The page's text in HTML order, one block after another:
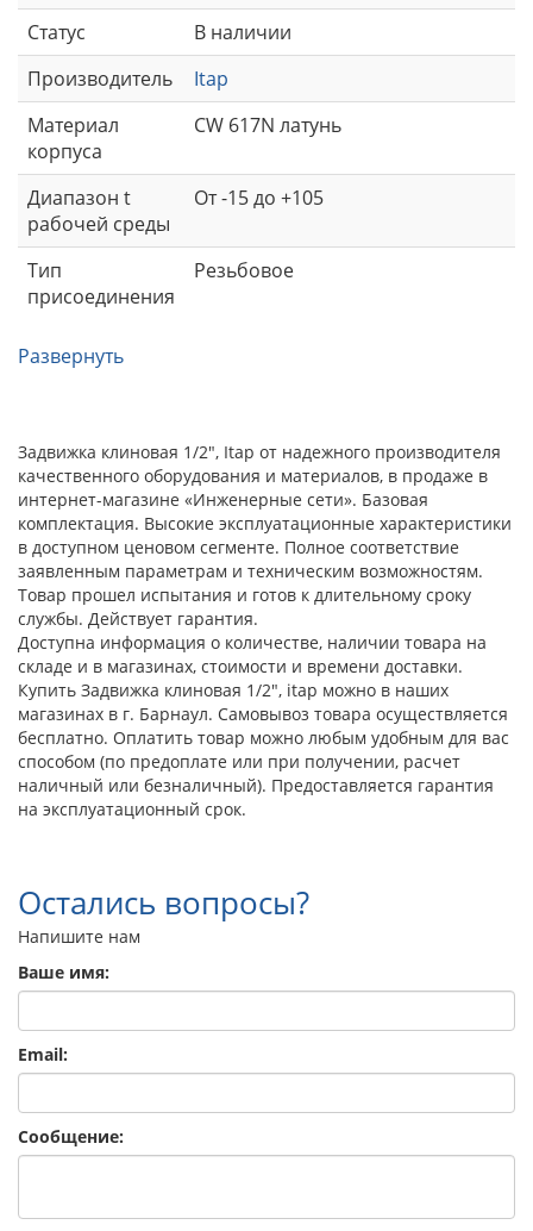
Статус
В наличии
Производитель
Itap
Материал
корпуса
CW 617N латунь
Диапазон t
рабочей среды
От -15 до +105
Тип
присоединения
Резьбовое
Развернуть
Задвижка клиновая 1/2", Itap от надежного производителя
качественного оборудования и материалов, в продаже в
интернет-магазине «Инженерные сети». Базовая
комплектация. Высокие эксплуатационные характеристики
в доступном ценовом сегменте. Полное соответствие
заявленным параметрам и техническим возможностям.
Товар прошел испытания и готов к длительному сроку
службы. Действует гарантия.
Доступна информация о количестве, наличии товара на
складе и в магазинах, стоимости и времени доставки.
Купить Задвижка клиновая 1/2", itap можно в наших
магазинах в г. Барнаул. Самовывоз товара осуществляется
бесплатно. Оплатить товар можно любым удобным для вас
способом (по предоплате или при получении, расчет
наличный или безналичный). Предоставляется гарантия
на эксплуатационный срок.
Остались вопросы?
Напишите нам
Ваше имя:
Email:
Сообщение: